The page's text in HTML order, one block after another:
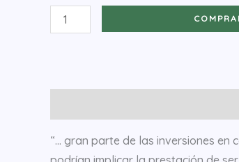
2023
cantidad
“… gran parte de las inversiones en